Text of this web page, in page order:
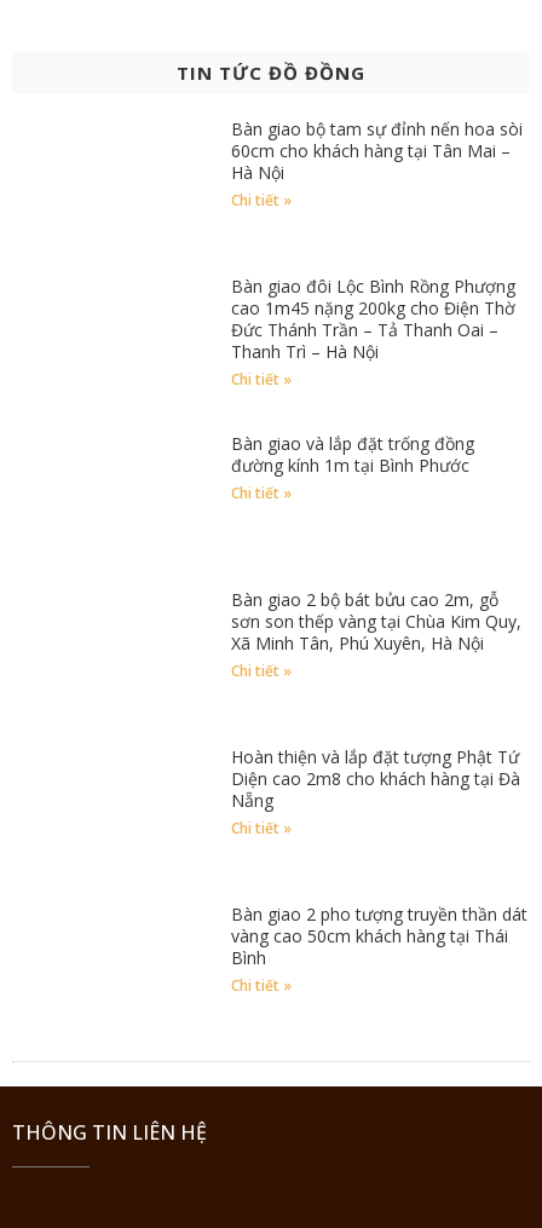
TIN TỨC ĐỒ ĐỒNG
Bàn giao bộ tam sự đỉnh nến hoa sòi
60cm cho khách hàng tại Tân Mai –
Hà Nội
Chi tiết »
Bàn giao đôi Lộc Bình Rồng Phượng
cao 1m45 nặng 200kg cho Điện Thờ
Đức Thánh Trần – Tả Thanh Oai –
Thanh Trì – Hà Nội
Chi tiết »
Bàn giao và lắp đặt trống đồng
đường kính 1m tại Bình Phước
Chi tiết »
Bàn giao 2 bộ bát bửu cao 2m, gỗ
sơn son thếp vàng tại Chùa Kim Quy,
Xã Minh Tân, Phú Xuyên, Hà Nội
Chi tiết »
Hoàn thiện và lắp đặt tượng Phật Tứ
Diện cao 2m8 cho khách hàng tại Đà
Nẵng
Chi tiết »
Bàn giao 2 pho tượng truyền thần dát
vàng cao 50cm khách hàng tại Thái
Bình
Chi tiết »
THÔNG TIN LIÊN HỆ